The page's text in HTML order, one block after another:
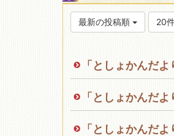
最新の投稿順 20
「としょかんだ
「としょかんだ
「としょかんだ